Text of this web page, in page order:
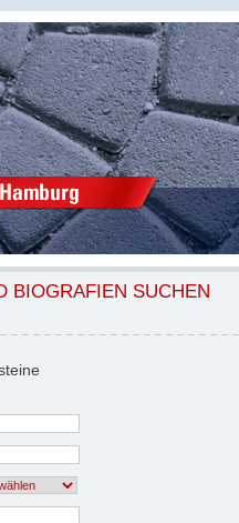
BIOGRAFIEN SUCHEN